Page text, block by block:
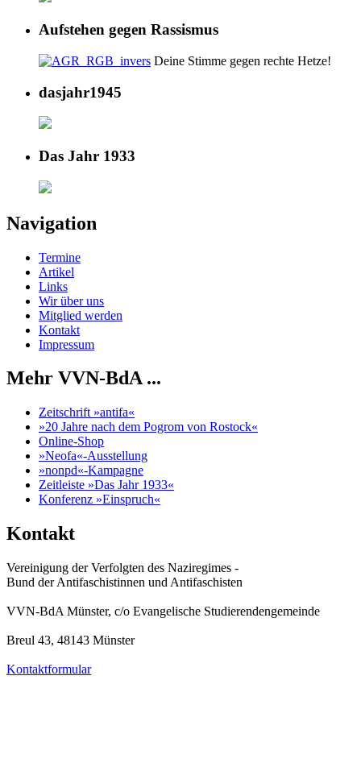
Aufstehen gegen Rassismus
Deine Stimme gegen rechte Hetze!
dasjahr1945
Das Jahr 1933
Navigation
Termine
Artikel
Links
Wir über uns
Mitglied werden
Kontakt
Impressum
Mehr VVN-BdA ...
Zeitschrift »antifa«
»20 Jahre nach dem Pogrom von Rostock«
Online-Shop
»Neofa«-Ausstellung
»nonpd«-Kampagne
Zeitleiste »Das Jahr 1933«
Konferenz »Einspruch«
Kontakt
Vereinigung der Verfolgten des Naziregimes -
Bund der Antifaschistinnen und Antifaschisten
VVN-BdA Münster, c/o Evangelische Studierendengemeinde
Breul 43, 48143 Münster
Kontaktformular